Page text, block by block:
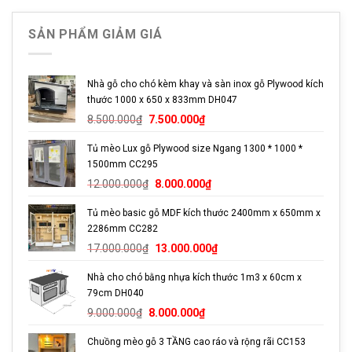
văng ra ngoài
SẢN PHẨM GIẢM GIÁ
Nhà gỗ cho chó kèm khay và sàn inox gỗ Plywood kích
thước 1000 x 650 x 833mm DH047
8.500.000₫ Giá
là:
8.500.000₫.
7.500.000₫Giá
tại
7.500.000₫.
Tủ mèo Lux gỗ Plywood size Ngang 1300 * 1000 *
1500mm CC295
12.000.000₫ Giá
là:
12.000.000₫.
8.000.000₫Giá
tại
8.000.000₫.
Tủ mèo basic gỗ MDF kích thước 2400mm x 650mm x
2286mm CC282
17.000.000₫ Giá
là:
13.000.000₫Giá
tại
Nhà cho chó bằng nhựa kích thước 1m3 x 60cm x
79cm DH040
9.000.000₫ Giá
là:
8.000.000₫Giá
tại
Chuồng mèo gỗ 3 TẦNG cao ráo và rộng rãi CC153